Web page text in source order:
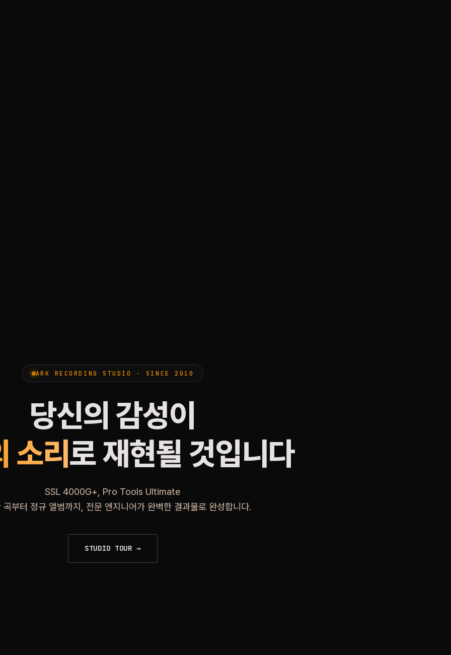
ARK RECORDING STUDIO · SINCE 2010
당신의 감성이
소리 로 재현될 것입니다
SSL 4000G+, Pro Tools Ultimate
곡부터 정규 앨범까지, 전문 엔지니어가 완벽한 결과물로 완성합니다.
STUDIO TOUR →